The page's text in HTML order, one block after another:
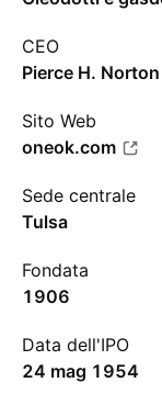
CEO
Pierce H. Norton
Sito Web
oneok.com
Sede centrale
Tulsa
Fondata
1906
Data dell'IPO
24 mag 1954